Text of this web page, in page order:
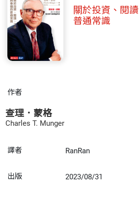
關於投資、閱
普通常識
作者
查理．蒙格
Charles T. Munger
譯者 RanRan
出版 2023/08/31